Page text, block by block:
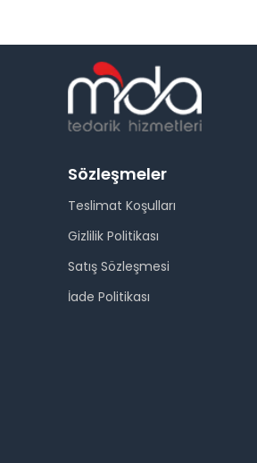
Sözleşmeler
Teslimat Koşulları
Gizlilik Politikası
Satış Sözleşmesi
İade Politikası